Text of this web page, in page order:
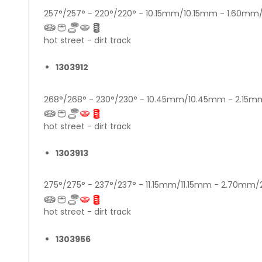
257°/257° - 220°/220° - 10.15mm/10.15mm -
hot street - dirt track
1303912
268°/268° - 230°/230° - 10.45mm/10.45mm -
hot street - dirt track
1303913
275°/275° - 237°/237° - 11.15mm/11.15mm -
hot street - dirt track
1303956